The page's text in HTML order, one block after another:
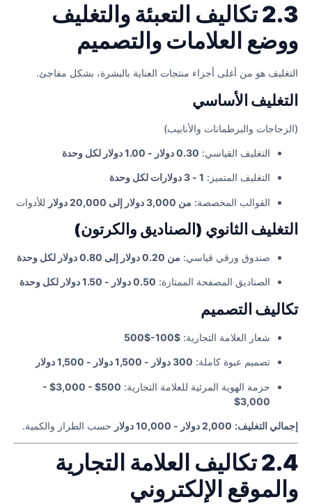
2.3 تكاليف التعبئة والتغليف
ووضع العلامات والتصميم
التغليف هو من أغلى أجزاء منتجات العناية بالبشرة، بشكل مفاجئ.
التغليف الأساسي
(الزجاجات والبرطمانات والأنابيب)
التغليف القياسي: 0.30 دولار - 1.00 دولار لكل وحدة
التغليف المتميز: 1 - 3 دولارات لكل وحدة
القوالب المخصصة: من 3,000 دولار إلى 20,000 دولار للأدوات
التغليف الثانوي (الصناديق والكرتون)
صندوق ورقي قياسي: من 0.20 دولار إلى 0.80 دولار لكل وحدة
الصناديق المصفحة الممتازة: 0.50 دولار - 1.50 دولار لكل وحدة
تكاليف التصميم
شعار العلامة التجارية: $100-$500
تصميم عبوة كاملة: 300 دولار - 1,500 دولار - 1,500 دولار
حزمة الهوية المرئية للعلامة التجارية:
500$ - 3,000$ -
3,000$
إجمالي التغليف: 2,000 دولار - 10,000 دولار حسب الطراز والكمية.
2.4 تكاليف العلامة التجارية
والموقع الإلكتروني